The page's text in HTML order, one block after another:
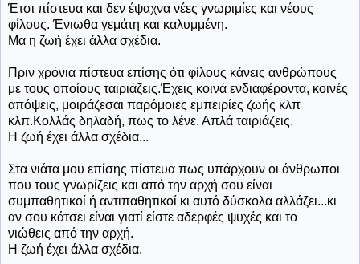
Έτσι πίστευα και δεν έψαχνα νέες γνωριμίες και νέους
φίλους. Ένιωθα γεμάτη και καλυμμένη.
Μα η ζωή έχει άλλα σχέδια.
Πριν χρόνια πίστευα επίσης ότι φίλους κάνεις ανθρώπους
με τους οποίους ταιριάζεις.Έχεις κοινά ενδιαφέροντα, κοινές
απόψεις, μοιράζεσαι παρόμοιες εμπειρίες ζωής κλπ
κλπ.Κολλάς δηλαδή, πως το λένε. Απλά ταιριάζεις.
Η ζωή έχει άλλα σχέδια...
Στα νιάτα μου επίσης πίστευα πως υπάρχουν οι άνθρωποι
που τους γνωρίζεις και από την αρχή σου είναι
συμπαθητικοί ή αντιπαθητικοί κι αυτό δύσκολα αλλάζει...κι
αν σου κάτσει είναι γιατί είστε αδερφές ψυχές και το
νιώθεις από την αρχή.
Η ζωή έχει άλλα σχέδια.